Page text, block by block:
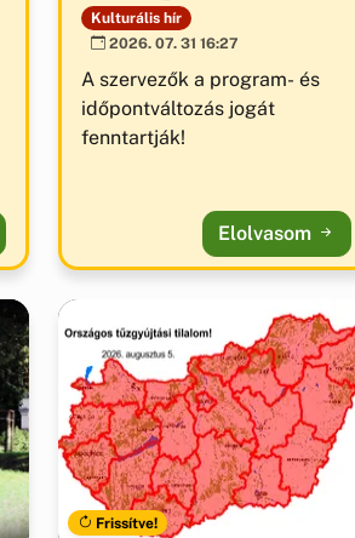
Kulturális hír
2026. 07. 31 16:27
A szervezők a program- és
időpontváltozás jogát
fenntartják!
Elolvasom
Frissítve!